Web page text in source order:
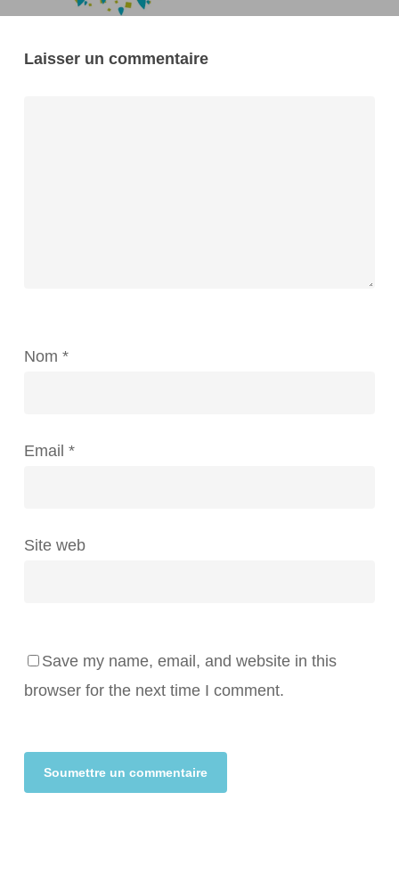
Laisser un commentaire
Nom *
Email *
Site web
Save my name, email, and website in this
browser for the next time I comment.